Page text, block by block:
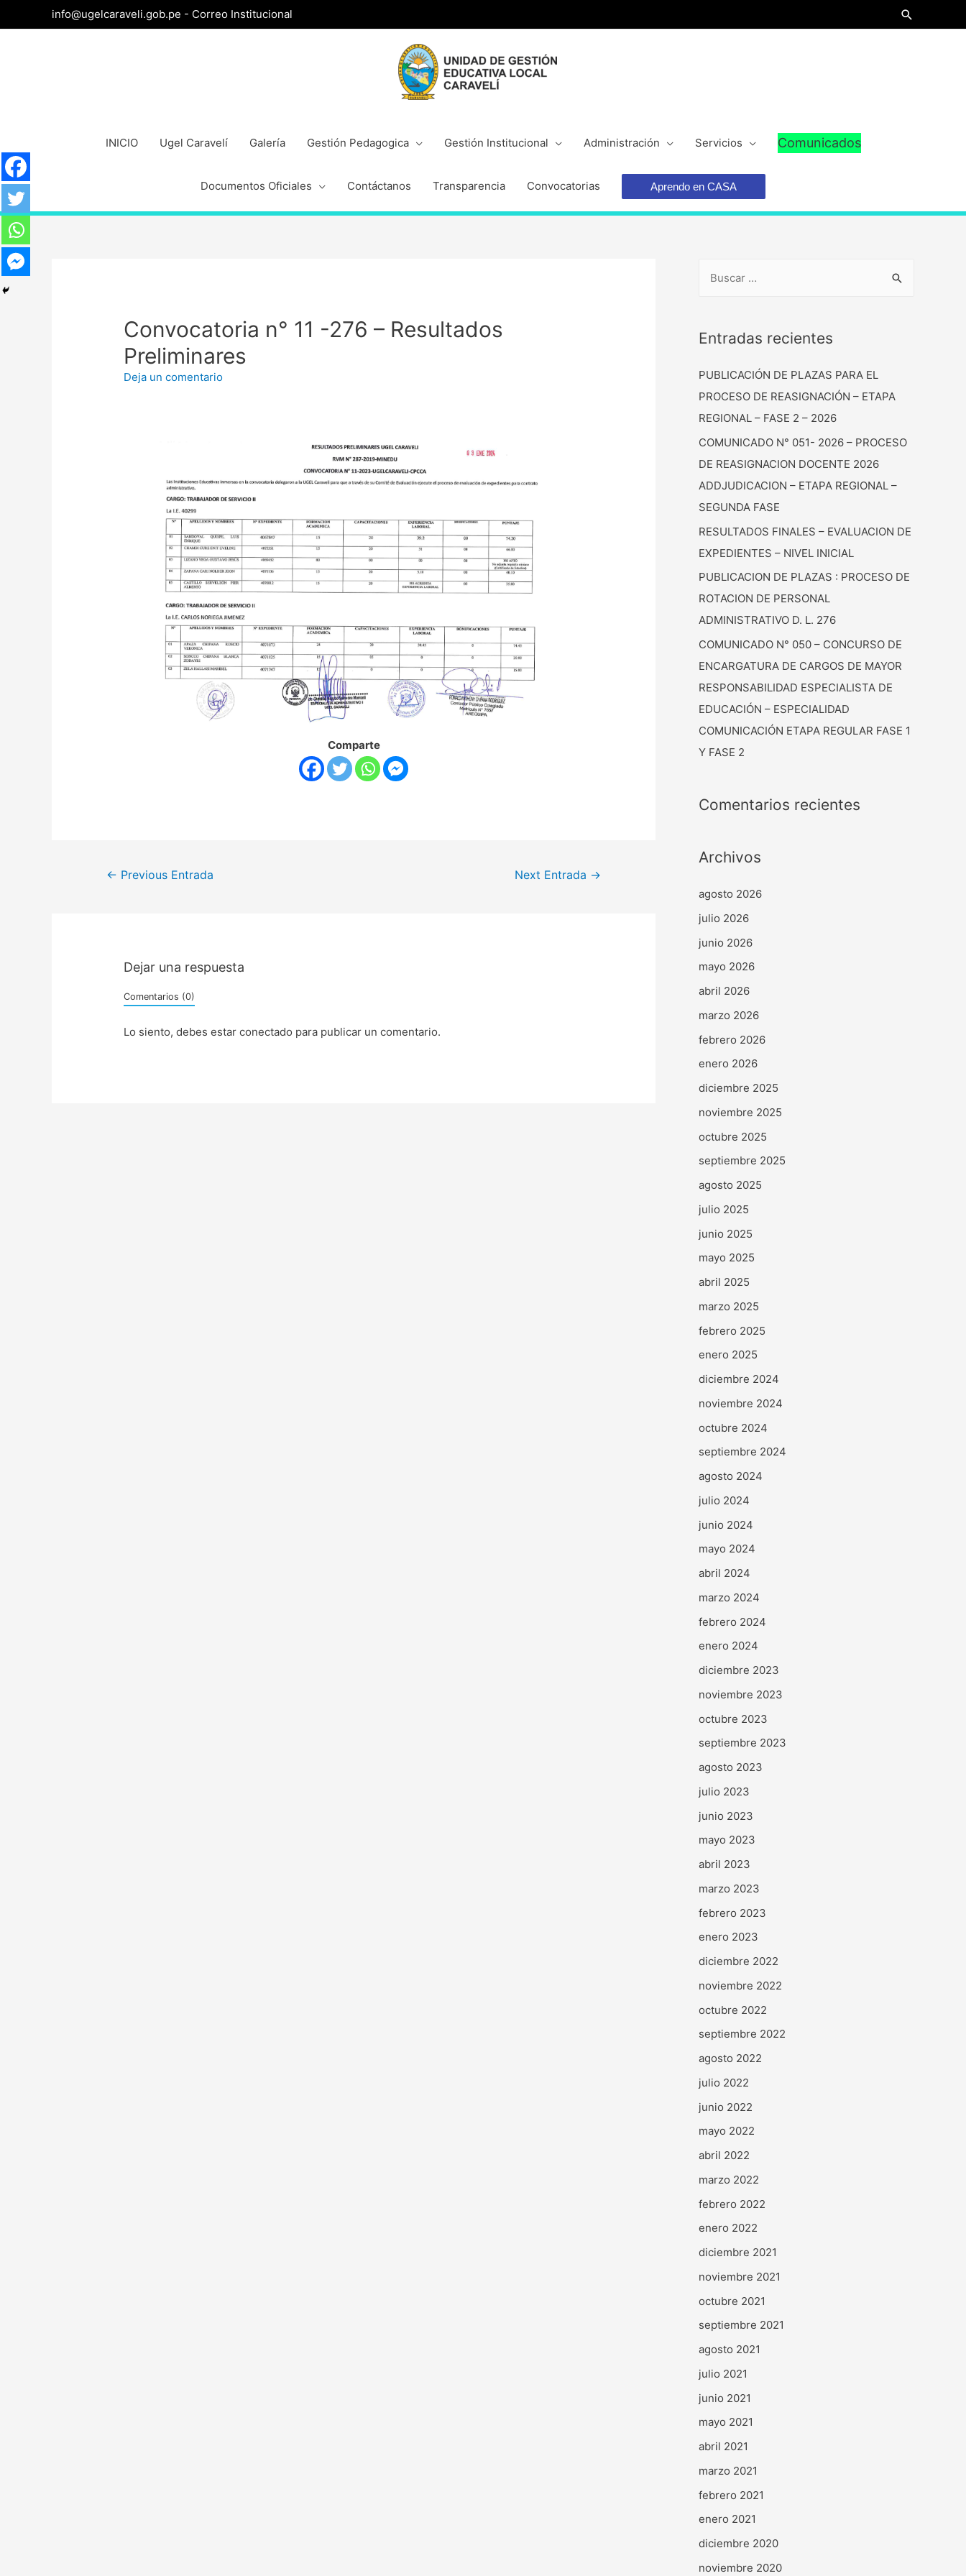
info@ugelcaraveli.gob.pe - Correo Institucional
INICIO Ugel Caravelí Galería Gestión Pedagogica Gestión Institucional Administración Servicios Comunicados
Documentos Oficiales Contáctanos Transparencia Convocatorias Aprendo en CASA
Convocatoria n° 11 -276 – Resultados
Preliminares
Deja un comentario
Comparte
← Previous Entrada Next Entrada →
Dejar una respuesta
Comentarios (0)
Lo siento, debes estarconectado para publicar un comentario.
Entradas recientes
PUBLICACIÓN DE PLAZAS PARA EL
PROCESO DE REASIGNACIÓN – ETAPA
REGIONAL – FASE 2 – 2026
COMUNICADO N° 051- 2026 – PROCESO
DE REASIGNACION DOCENTE 2026
ADDJUDICACION – ETAPA REGIONAL –
SEGUNDA FASE
RESULTADOS FINALES – EVALUACION DE
EXPEDIENTES – NIVEL INICIAL
PUBLICACION DE PLAZAS : PROCESO DE
ROTACION DE PERSONAL
ADMINISTRATIVO D. L. 276
COMUNICADO N° 050 – CONCURSO DE
ENCARGATURA DE CARGOS DE MAYOR
RESPONSABILIDAD ESPECIALISTA DE
EDUCACIÓN – ESPECIALIDAD
COMUNICACIÓN ETAPA REGULAR FASE 1
Y FASE 2
Comentarios recientes
Archivos
agosto 2026
julio 2026
junio 2026
mayo 2026
abril 2026
marzo 2026
febrero 2026
enero 2026
diciembre 2025
noviembre 2025
octubre 2025
septiembre 2025
agosto 2025
julio 2025
junio 2025
mayo 2025
abril 2025
marzo 2025
febrero 2025
enero 2025
diciembre 2024
noviembre 2024
octubre 2024
septiembre 2024
agosto 2024
julio 2024
junio 2024
mayo 2024
abril 2024
marzo 2024
febrero 2024
enero 2024
diciembre 2023
noviembre 2023
octubre 2023
septiembre 2023
agosto 2023
julio 2023
junio 2023
mayo 2023
abril 2023
marzo 2023
febrero 2023
enero 2023
diciembre 2022
noviembre 2022
octubre 2022
septiembre 2022
agosto 2022
julio 2022
junio 2022
mayo 2022
abril 2022
marzo 2022
febrero 2022
enero 2022
diciembre 2021
noviembre 2021
octubre 2021
septiembre 2021
agosto 2021
julio 2021
junio 2021
mayo 2021
abril 2021
marzo 2021
febrero 2021
enero 2021
diciembre 2020
noviembre 2020